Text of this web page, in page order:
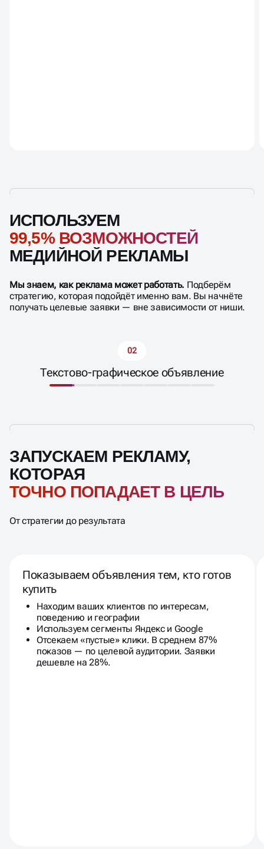
ИСПОЛЬЗУЕМ
99,5% ВОЗМОЖНОСТЕЙ
МЕДИЙНОЙ РЕКЛАМЫ
Мы знаем, как реклама может работать. Подберём
стратегию, которая подойдёт именно вам. Вы начнёте
получать целевые заявки — вне зависимости от ниши.
02
Текстово-графическое объявление
ЗАПУСКАЕМ РЕКЛАМУ,
КОТОРАЯ
ТОЧНО ПОПАДАЕТ В ЦЕЛЬ
От стратегии до результата
Показываем объявления тем, кто готов
купить
Находим ваших клиентов по интересам,
поведению и географии
Используем сегменты Яндекс и Google
Отсекаем «пустые» клики. В среднем 87%
показов — по целевой аудитории. Заявки
дешевле на 28%.